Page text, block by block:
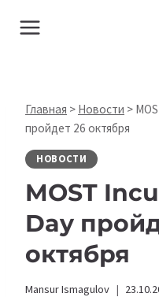
Главная > Новости >
пройдет 26 октября
НОВОСТИ
MOST
Day
октября
Mansur Ismagulov